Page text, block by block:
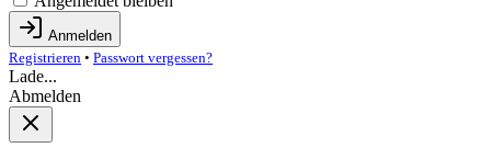
Anmelden
Registrieren • Passwort vergessen?
Lade...
Abmelden